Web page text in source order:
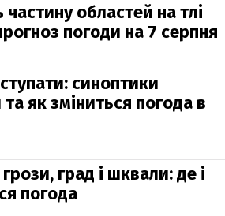
областей на тлі
погоди на 7 серпня
синоптики
як зміниться погода в
град і шквали: де і
погода